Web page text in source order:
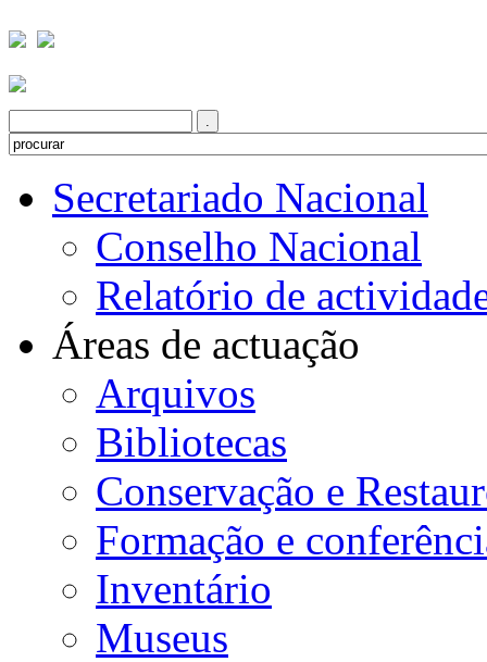
Secretariado Nacional
Conselho Nacional
Relatório de
Áreas de actuação
Arquivos
Bibliotecas
Conservação e
Formação e
Inventário
Museus